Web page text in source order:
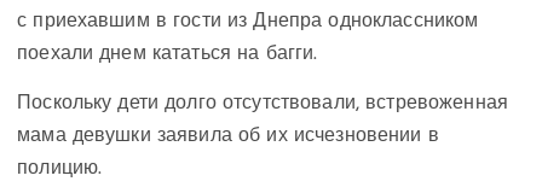
с приехавшим в гости из Днепра одноклассником
поехали днем кататься на багги.
Поскольку дети долго отсутствовали, встревоженная
мама девушки заявила об их исчезновении в
полицию.